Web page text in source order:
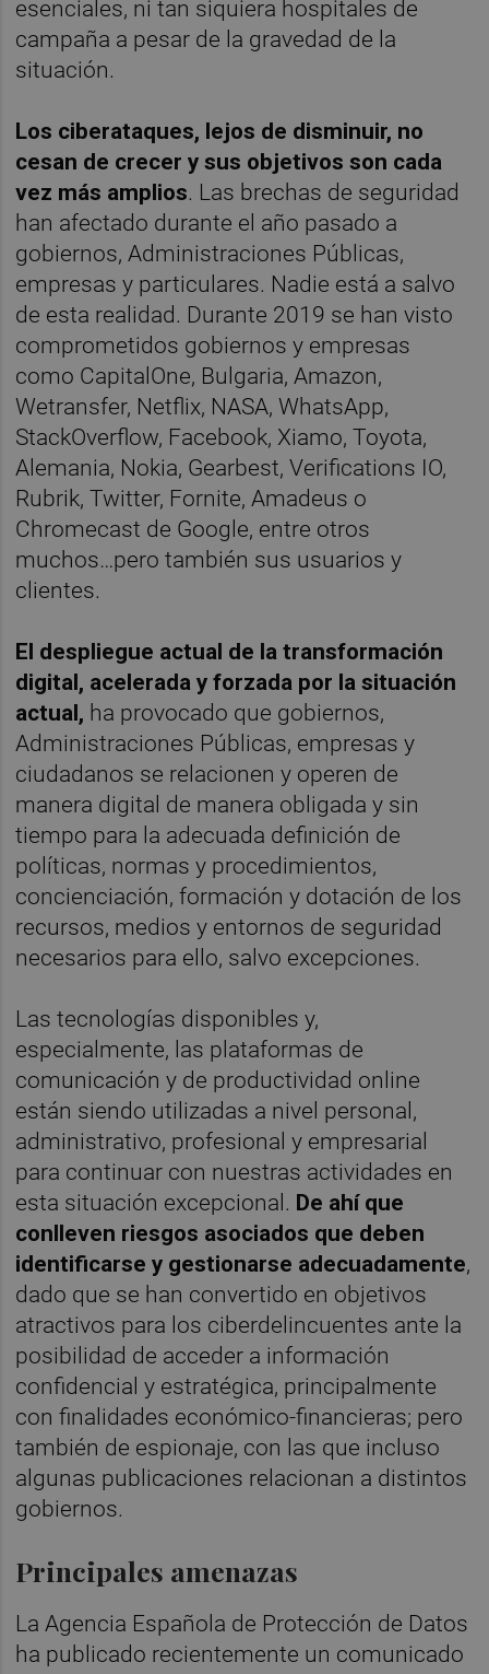
esenciales, ni tan siquiera hospitales de
campaña a pesar de la gravedad de la
situación.
Los ciberataques, lejos de disminuir, no
cesan de crecer y sus objetivos son cada
vez más amplios. Las brechas de seguridad
han afectado durante el año pasado a
gobiernos, Administraciones Públicas,
empresas y particulares. Nadie está a salvo
de esta realidad. Durante 2019 se han visto
comprometidos gobiernos y empresas
como CapitalOne, Bulgaria, Amazon,
Wetransfer, Netflix, NASA, WhatsApp,
StackOverflow, Facebook, Xiamo, Toyota,
Alemania, Nokia, Gearbest, Verifications IO,
Rubrik, Twitter, Fornite, Amadeus o
Chromecast de Google, entre otros
muchos…pero también sus usuarios y
clientes.
El despliegue actual de la transformación
digital, acelerada y forzada por la situación
actual, ha provocado que gobiernos,
Administraciones Públicas, empresas y
ciudadanos se relacionen y operen de
manera digital de manera obligada y sin
tiempo para la adecuada definición de
políticas, normas y procedimientos,
concienciación, formación y dotación de los
recursos, medios y entornos de seguridad
necesarios para ello, salvo excepciones.
Las tecnologías disponibles y,
especialmente, las plataformas de
comunicación y de productividad online
están siendo utilizadas a nivel personal,
administrativo, profesional y empresarial
para continuar con nuestras actividades en
esta situación excepcional. De ahí que
conlleven riesgos asociados que deben
identificarse y gestionarse adecuadamente,
dado que se han convertido en objetivos
atractivos para los ciberdelincuentes ante la
posibilidad de acceder a información
confidencial y estratégica, principalmente
con finalidades económico-financieras; pero
también de espionaje, con las que incluso
algunas publicaciones relacionan a distintos
gobiernos.
Principales amenazas
La Agencia Española de Protección de Datos
ha publicado recientemente un comunicado